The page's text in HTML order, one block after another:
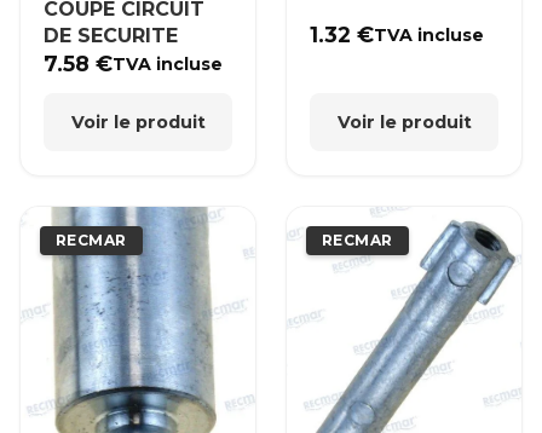
COUPE CIRCUIT
DE SECURITE
7.58€TVA incluse
Voir le produit
1.32€TVA incluse
Voir le produit
RECMAR RECMAR